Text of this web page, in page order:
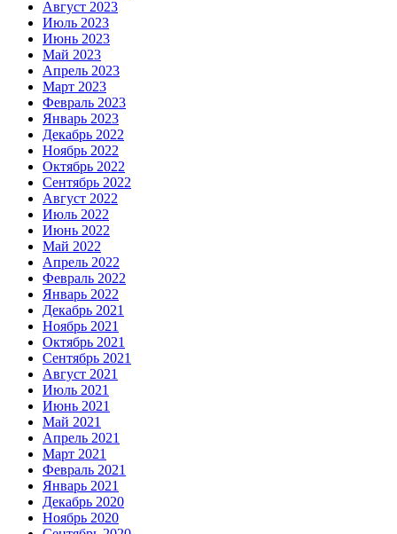
Август 2023
Июль 2023
Июнь 2023
Май 2023
Апрель 2023
Март 2023
Февраль 2023
Январь 2023
Декабрь 2022
Ноябрь 2022
Октябрь 2022
Сентябрь 2022
Август 2022
Июль 2022
Июнь 2022
Май 2022
Апрель 2022
Февраль 2022
Январь 2022
Декабрь 2021
Ноябрь 2021
Октябрь 2021
Сентябрь 2021
Август 2021
Июль 2021
Июнь 2021
Май 2021
Апрель 2021
Март 2021
Февраль 2021
Январь 2021
Декабрь 2020
Ноябрь 2020